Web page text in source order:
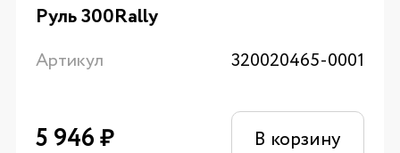
Руль 300Rally
Артикул 320020465-0001
5 946₽ В корзину